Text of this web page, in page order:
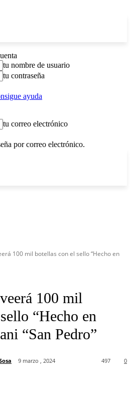
tu nombre de usuario
tu contraseña
ayuda
tu correo electrónico
por correo electrónico.
100 mil botellas con el sello “Hecho en
100 mil
“Hecho en
“San Pedro”
9 marzo , 2024 0
497